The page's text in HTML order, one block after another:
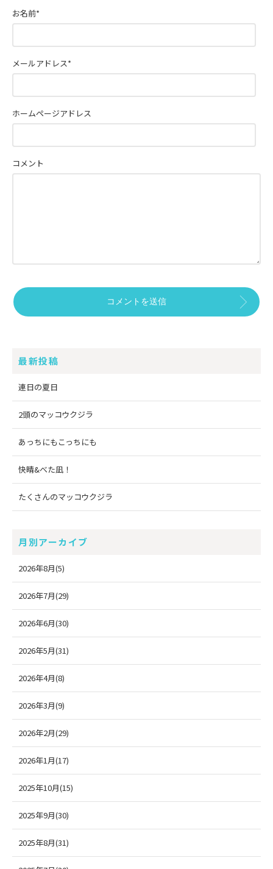
コメント
お名前*
メールアドレス*
ホームページアドレス
最新投稿
連日の夏日
2頭のマッコウクジラ
あっちにもこっちにも
快晴&べた凪！
たくさんのマッコウクジラ
月別アーカイブ
2026年8月(5)
2026年7月(29)
2026年6月(30)
2026年5月(31)
2026年4月(8)
2026年3月(9)
2026年2月(29)
2026年1月(17)
2025年10月(15)
2025年9月(30)
2025年8月(31)